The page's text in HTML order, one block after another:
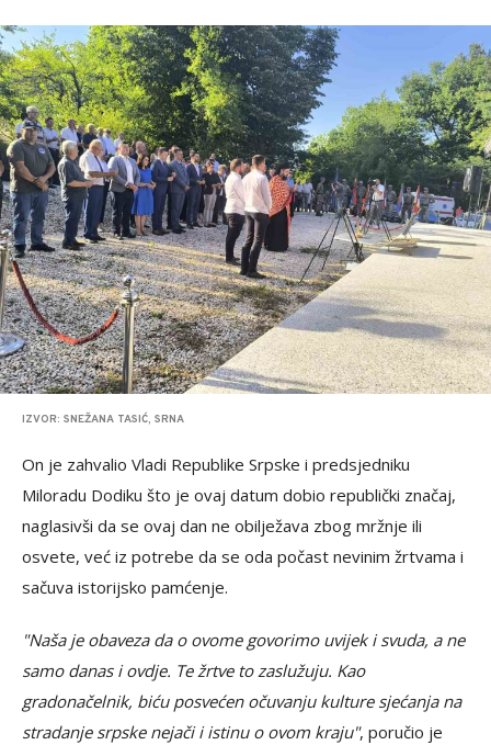
IZVOR: SNEŽANA TASIĆ, SRNA
On je zahvalio Vladi Republike Srpske i predsjedniku
Miloradu Dodiku što je ovaj datum dobio republički značaj,
naglasivši da se ovaj dan ne obilježava zbog mržnje ili
osvete, već iz potrebe da se oda počast nevinim žrtvama i
sačuva istorijsko pamćenje.
"Naša je obaveza da o ovome govorimo uvijek i svuda, a ne
samo danas i ovdje. Te žrtve to zaslužuju. Kao
gradonačelnik, biću posvećen očuvanju kulture sjećanja na
stradanje srpske nejači i istinu o ovom kraju", poručio je